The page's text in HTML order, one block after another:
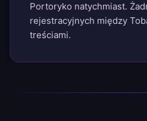
Portoryko natychmiast.
rejestracyjnych między
treściami.